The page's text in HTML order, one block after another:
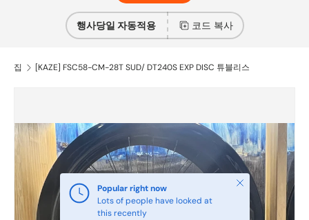
행사당일 자동적용 코드 복사
집 [KAZE] FSC58-CM-28T SUD/ DT240S EXP DISC 튜블리스
Popular right now
Lots of people have looked at
this recently
닫다